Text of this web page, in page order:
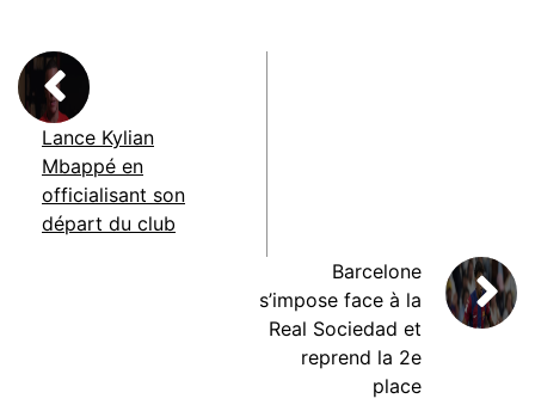
Lance Kylian
Mbappé en
officialisant son
départ du club
Barcelone
s’impose face à la
Real Sociedad et
reprend la 2e
place